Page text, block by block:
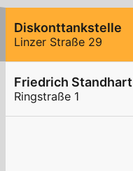
Diskonttankstelle
Linzer Straße 29
Friedrich
Ringstraße 1